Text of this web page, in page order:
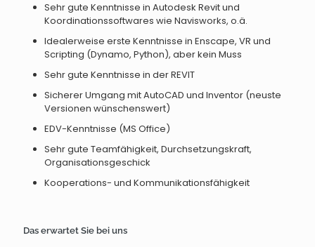
Sehr gute Kenntnisse in Autodesk Revit und
Koordinationssoftwares wie Navisworks, o.ä.
Idealerweise erste Kenntnisse in Enscape, VR und
Scripting (Dynamo, Python), aber kein Muss
Sehr gute Kenntnisse in der REVIT
Sicherer Umgang mit AutoCAD und Inventor (neuste
Versionen wünschenswert)
EDV-Kenntnisse (MS Office)
Sehr gute Teamfähigkeit, Durchsetzungskraft,
Organisationsgeschick
Kooperations- und Kommunikationsfähigkeit
Das erwartet Sie bei uns